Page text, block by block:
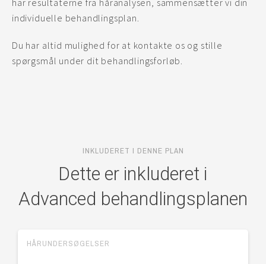
har resultaterne fra håranalysen, sammensætter vi din
individuelle behandlingsplan.
Du har altid mulighed for at kontakte os og stille
spørgsmål under dit behandlingsforløb.
INKLUDERET I DENNE PLAN
Dette er inkluderet i
Advanced behandlingsplanen
HÅRUNDERSØGELSER